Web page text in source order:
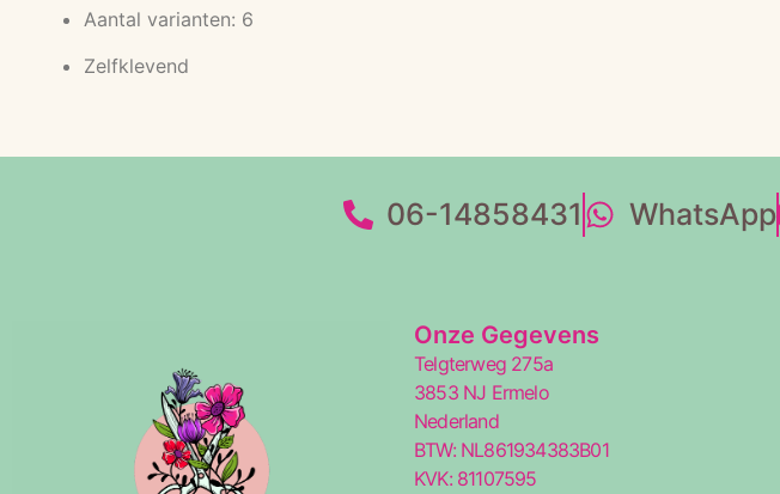
Aantal varianten: 6
Zelfklevend
06-14858431 WhatsApp
Onze Gegevens
Telgterweg 275a
3853 NJ Ermelo
Nederland
BTW: NL861934383B01
KVK: 81107595